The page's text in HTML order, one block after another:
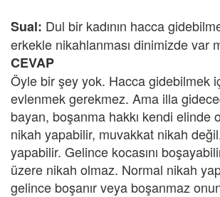
Sual: Dul bir kadının hacca
erkekle nikahlanması dinimizde var
CEVAP
Öyle bir şey yok. Hacca gidebilmek
evlenmek gerekmez. Ama illa
bayan, boşanma hakkı kendi elinde
nikah yapabilir, muvakkat nikah
yapabilir. Gelince kocasını
üzere nikah olmaz. Normal nikah
gelince boşanır veya boşanmaz